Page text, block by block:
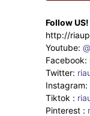
Follow US!
http://
Youtube:
Facebook:
Twitter:
Instagram:
Tiktok :
Pinterest :